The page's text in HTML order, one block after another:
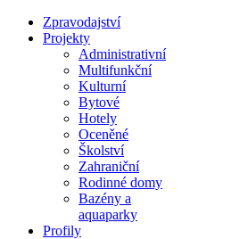
Zpravodajství
Projekty
Administrativní
Multifunkční
Kulturní
Bytové
Hotely
Oceněné
Školství
Zahraniční
Rodinné domy
Bazény a
aquaparky
Profily